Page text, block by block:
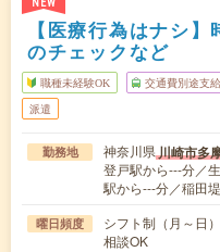
【医療行為はナシ
のチェックなど
職種未経験OK 交通費別途支
派遣
勤務地 神奈川県川崎市多
登戸駅から---分／
駅から---分／稲田
曜日頻度
シフト制（月～日
相談OK